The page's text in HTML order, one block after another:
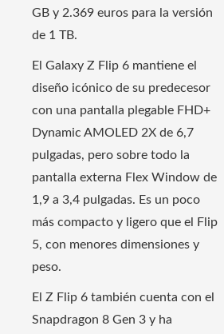
GB y 2.369 euros para la versión
de 1 TB.
El Galaxy Z Flip 6 mantiene el
diseño icónico de su predecesor
con una pantalla plegable FHD+
Dynamic AMOLED 2X de 6,7
pulgadas, pero sobre todo la
pantalla externa Flex Window de
1,9 a 3,4 pulgadas. Es un poco
más compacto y ligero que el Flip
5, con menores dimensiones y
peso.
El Z Flip 6 también cuenta con el
Snapdragon 8 Gen 3 y ha